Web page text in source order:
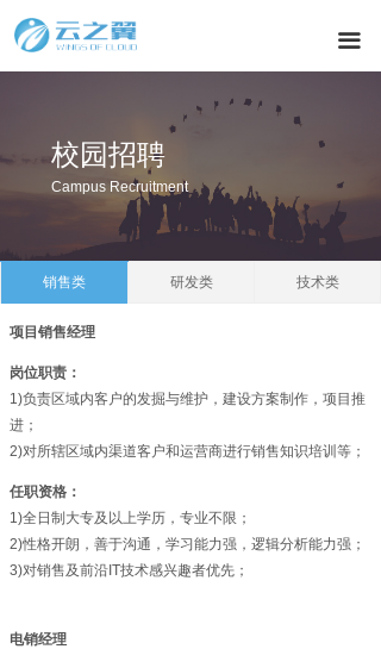
끀
校园招聘
Campus Recruitment
销售类 研发类 技术类
项目销售经理
岗位职责：
1)负责区域内客户的发掘与维护，建设方案制作，项目推
进；
2)对所辖区域内渠道客户和运营商进行销售知识培训等；
任职资格：
1)全日制大专及以上学历，专业不限；
2)性格开朗，善于沟通，学习能力强，逻辑分析能力强；
3)对销售及前沿IT技术感兴趣者优先；
电销经理